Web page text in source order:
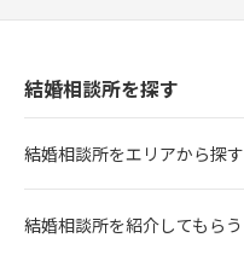
結婚相談所を探す
結婚相談所をエリアから探す
結婚相談所を紹介してもらう